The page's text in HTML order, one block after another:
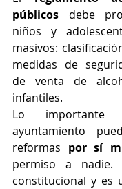
públicos debe
niños y
masivos:
medidas de
de venta de
infantiles.
Lo
ayuntamiento
reformas por sí
permiso a nadie.
constitucional y es